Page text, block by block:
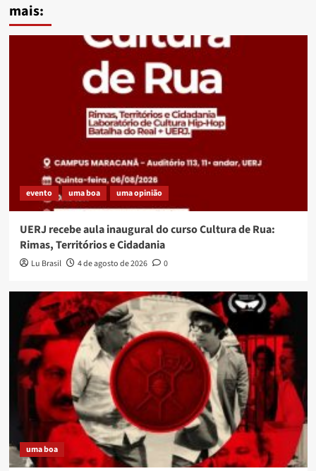
mais:
evento uma boa uma opinião
UERJ recebe aula inaugural do curso Cultura de Rua:
Rimas, Territórios e Cidadania
Lu Brasil 4 de agosto de 2026 0
uma boa